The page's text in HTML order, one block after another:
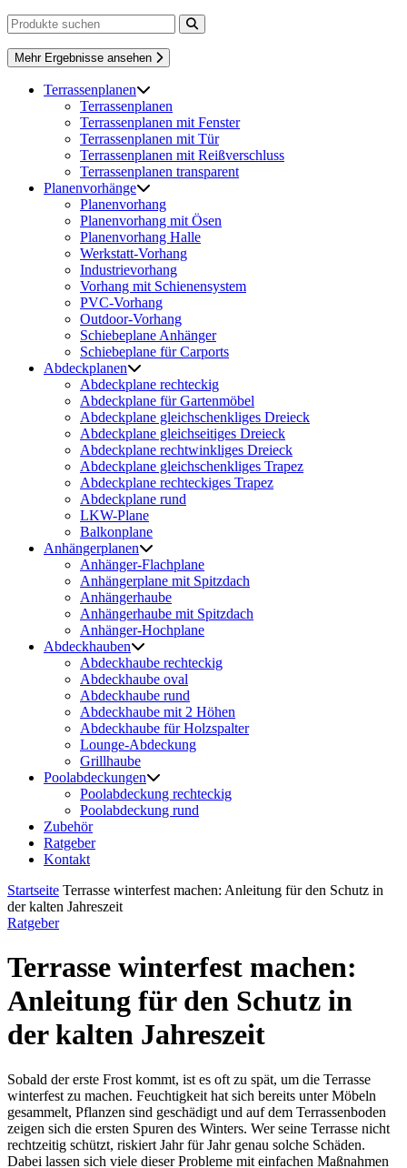
Mehr Ergebnisse ansehen
Terrassenplanen
Terrassenplanen
Terrassenplanen mit Fenster
Terrassenplanen mit Tür
Terrassenplanen mit Reißverschluss
Terrassenplanen transparent
Planenvorhänge
Planenvorhang
Planenvorhang mit Ösen
Planenvorhang Halle
Werkstatt-Vorhang
Industrievorhang
Vorhang mit Schienensystem
PVC-Vorhang
Outdoor-Vorhang
Schiebeplane Anhänger
Schiebeplane für Carports
Abdeckplanen
Abdeckplane rechteckig
Abdeckplane für Gartenmöbel
Abdeckplane gleichschenkliges Dreieck
Abdeckplane gleichseitiges Dreieck
Abdeckplane rechtwinkliges Dreieck
Abdeckplane gleichschenkliges Trapez
Abdeckplane rechteckiges Trapez
Abdeckplane rund
LKW-Plane
Balkonplane
Anhängerplanen
Anhänger-Flachplane
Anhängerplane mit Spitzdach
Anhängerhaube
Anhängerhaube mit Spitzdach
Anhänger-Hochplane
Abdeckhauben
Abdeckhaube rechteckig
Abdeckhaube oval
Abdeckhaube rund
Abdeckhaube mit 2 Höhen
Abdeckhaube für Holzspalter
Lounge-Abdeckung
Grillhaube
Poolabdeckungen
Poolabdeckung rechteckig
Poolabdeckung rund
Zubehör
Ratgeber
Kontakt
Startseite Terrasse winterfest machen: Anleitung für den Schutz in
der kalten Jahreszeit
Ratgeber
Terrasse winterfest machen:
Anleitung für den Schutz in
der kalten Jahreszeit
Sobald der erste Frost kommt, ist es oft zu spät, um die Terrasse
winterfest zu machen. Feuchtigkeit hat sich bereits unter Möbeln
gesammelt, Pflanzen sind geschädigt und auf dem Terrassenboden
zeigen sich die ersten Spuren des Winters. Wer seine Terrasse nicht
rechtzeitig schützt, riskiert Jahr für Jahr genau solche Schäden.
Dabei lassen sich viele dieser Probleme mit einfachen Maßnahmen